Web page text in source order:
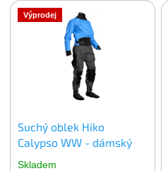
Výprodej
Suchý oblek Hiko
Calypso WW - dámský
Skladem